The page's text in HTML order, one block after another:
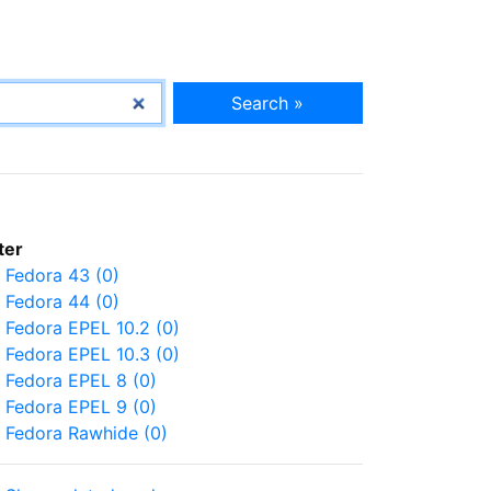
Search »
Fedora 43 (0)
Fedora 44 (0)
Fedora EPEL 10.2 (0)
Fedora EPEL 10.3 (0)
Fedora EPEL 8 (0)
Fedora EPEL 9 (0)
Fedora Rawhide (0)